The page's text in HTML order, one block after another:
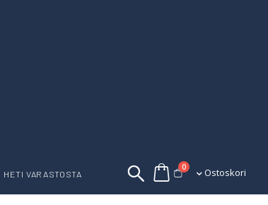
Ostoskori
0tuotettaOstoskori
HETI VARASTOSTA